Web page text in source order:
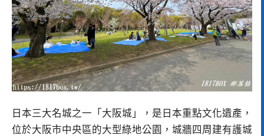
日本三大名城之一「大阪城」，是日本重點文化遺產，
位於大阪市中央區的大型綠地公園，城牆四周建有護城